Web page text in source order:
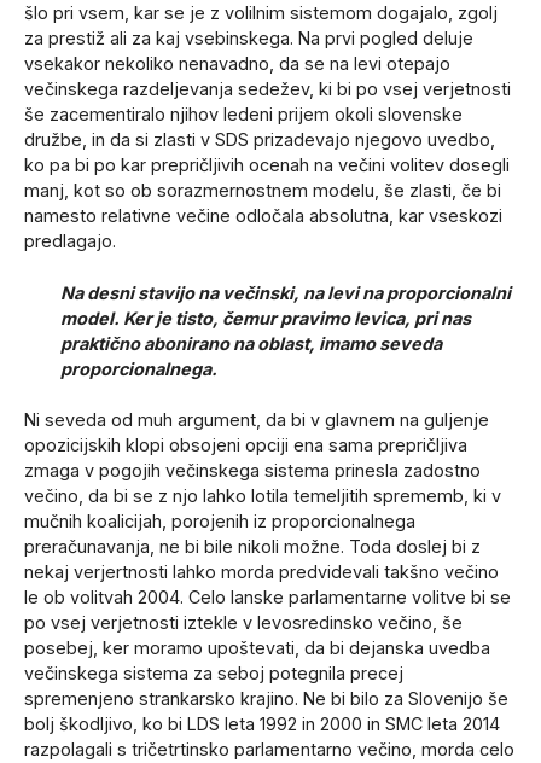
šlo pri vsem, kar se je z volilnim sistemom dogajalo, zgolj
za prestiž ali za kaj vsebinskega. Na prvi pogled deluje
vsekakor nekoliko nenavadno, da se na levi otepajo
večinskega razdeljevanja sedežev, ki bi po vsej verjetnosti
še zacementiralo njihov ledeni prijem okoli slovenske
družbe, in da si zlasti v SDS prizadevajo njegovo uvedbo,
ko pa bi po kar prepričljivih ocenah na večini volitev dosegli
manj, kot so ob sorazmernostnem modelu, še zlasti, če bi
namesto relativne večine odločala absolutna, kar vseskozi
predlagajo.
Na desni stavijo na večinski, na levi na proporcionalni
model. Ker je tisto, čemur pravimo levica, pri nas
praktično abonirano na oblast, imamo seveda
proporcionalnega.
Ni seveda od muh argument, da bi v glavnem na guljenje
opozicijskih klopi obsojeni opciji ena sama prepričljiva
zmaga v pogojih večinskega sistema prinesla zadostno
večino, da bi se z njo lahko lotila temeljitih sprememb, ki v
mučnih koalicijah, porojenih iz proporcionalnega
preračunavanja, ne bi bile nikoli možne. Toda doslej bi z
nekaj verjertnosti lahko morda predvidevali takšno večino
le ob volitvah 2004. Celo lanske parlamentarne volitve bi se
po vsej verjetnosti iztekle v levosredinsko večino, še
posebej, ker moramo upoštevati, da bi dejanska uvedba
večinskega sistema za seboj potegnila precej
spremenjeno strankarsko krajino. Ne bi bilo za Slovenijo še
bolj škodljivo, ko bi LDS leta 1992 in 2000 in SMC leta 2014
razpolagali s tričetrtinsko parlamentarno večino, morda celo